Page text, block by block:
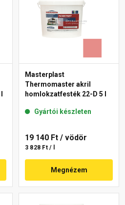
Masterplast
Thermomaster akril
homlokzatfesték 22-D 5 l
Gyártói készleten
19 140 Ft / vödör
3 828 Ft / l
Megnézem